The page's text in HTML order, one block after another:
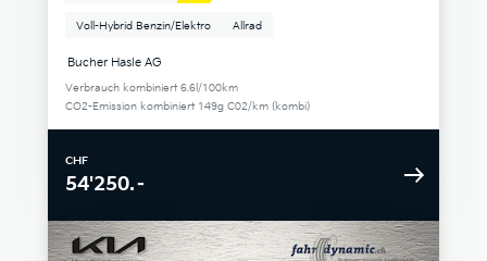
Voll-Hybrid Benzin/Elektro Allrad
Bucher Hasle AG
Verbrauch kombiniert 6.6l/100km
CO2-Emission kombiniert 149g C02/km (kombi)
CHF
54'250.–